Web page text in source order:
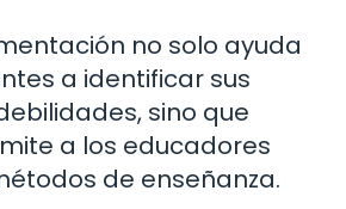
no solo ayuda
a identificar sus
sino que
a los educadores
de enseñanza.